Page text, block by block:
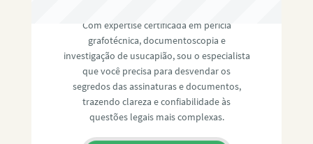
Com expertise certificada em perícia
grafotécnica, documentoscopia e
investigação de usucapião, sou o especialista
que você precisa para desvendar os
segredos das assinaturas e documentos,
trazendo clareza e confiabilidade às
questões legais mais complexas.